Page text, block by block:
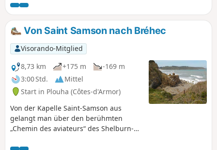
interessante Sehenswürdigkeiten wie
die Kapelle Saint-Jacques oder den
Tempel von Lanleff zu
entdecken.Achtung, ab Crec'h Lanleff ist
die Route nicht ausgeschildert, daher
ist es unerlässlich, sich auf die App
Visorando mit ihrem GPS-Punkt zu
verlassen. Die Wanderung sollte
aufgrund der sehr schlammigen Strecke
vorzugsweise von Mai bis Oktober
unternommen werden.
Von Saint Samson nach Bréhec
Visorando-Mitglied
8,73 km
+175 m
-169 m
3:00 Std.
Mittel
Start in Plouha (Côtes-d'Armor)
Von der Kapelle Saint-Samson aus
gelangt man über den berühmten
„Chemin des aviateurs“ des Shelburn-